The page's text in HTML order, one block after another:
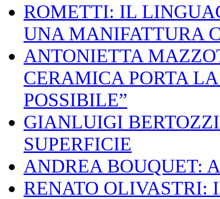
ROMETTI: IL
UNA MANIFATTURA
ANTONIETTA
CERAMICA PORTA
POSSIBILE”
GIANLUIGI
SUPERFICIE
ANDREA BOUQUET:
RENATO OLIVASTRI: